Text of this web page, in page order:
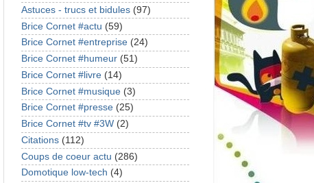
Astuces - trucs et bidules (97)
Brice Cornet #actu (59)
Brice Cornet #entreprise (24)
Brice Cornet #humeur (51)
Brice Cornet #livre (14)
Brice Cornet #musique (3)
Brice Cornet #presse (25)
Brice Cornet #tv #3W (2)
Citations (112)
Coups de coeur actu (286)
Domotique low-tech (4)